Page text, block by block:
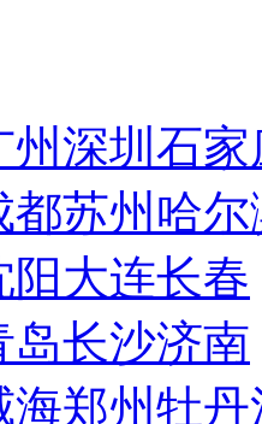
州深圳 石家
都苏州 哈尔
阳大连长春
岛长沙济南
海郑州牡丹